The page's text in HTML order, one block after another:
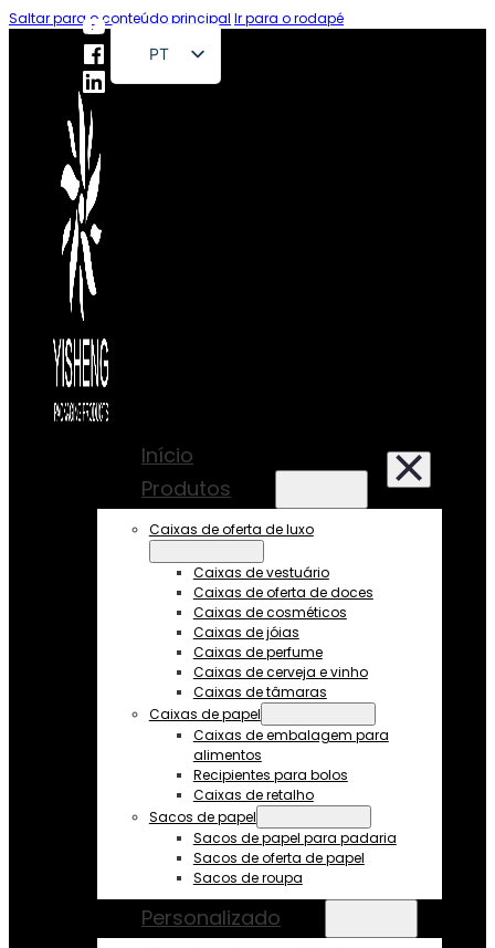
Saltar para o conteúdo principal Ir para o rodapé
PT
EN
Início
Produtos
Caixas de oferta de luxo
Caixas de vestuário
Caixas de oferta de doces
Caixas de cosméticos
Caixas de jóias
Caixas de perfume
Caixas de cerveja e vinho
Caixas de tâmaras
Caixas de papel
Caixas de embalagem para
alimentos
Recipientes para bolos
Caixas de retalho
Sacos de papel
Sacos de papel para padaria
Sacos de oferta de papel
Sacos de roupa
Personalizado